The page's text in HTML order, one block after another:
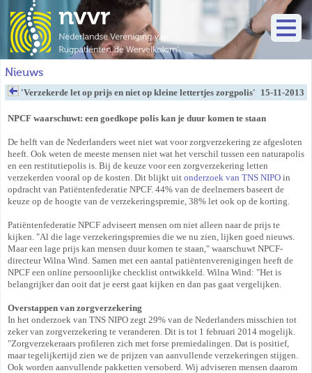
Nieuws
'Verzekerde let op prijs en niet op kleine lettertjes zorgpolis' 15-11-2013
NPCF waarschuwt: een goedkope polis kan je duur komen te staan
De helft van de Nederlanders weet niet wat voor zorgverzekering ze afgesloten
heeft. Ook weten de meeste mensen niet wat het verschil tussen een naturapolis
en een restitutiepolis is. Bij de keuze voor een zorgverzekering letten
verzekerden vooral op de kosten. Dit blijkt uit onderzoek van TNS NIPO in
opdracht van Patiëntenfederatie NPCF. 44% van de deelnemers baseert de
keuze op de hoogte van de verzekeringspremie, 38% let ook op de korting.
Patiëntenfederatie NPCF adviseert mensen om niet alleen naar de prijs te
kijken. "Al die lage verzekeringspremies die we nu zien, lijken goed nieuws.
Maar een lage prijs kan mensen duur komen te staan," waarschuwt NPCF-
directeur Wilna Wind. Samen met een aantal patiëntenverenigingen heeft de
NPCF een online persoonlijke checklist ontwikkeld. Wilna Wind: "Het is
belangrijker dan ooit dat je eerst gaat kijken en dan pas gaat vergelijken.
Overstappen van zorgverzekering
In het onderzoek van TNS NIPO zegt 29% van de Nederlanders misschien tot
zeker van zorgverzekering te veranderen. Dit is tot 1 februari 2014 mogelijk.
"Zorgverzekeraars profileren zich met forse premiedalingen. Dat is positief,
maar tegelijkertijd zien we de prijzen van aanvullende verzekeringen stijgen.
Ook worden aanvullende pakketten versoberd. Wij adviseren mensen daarom